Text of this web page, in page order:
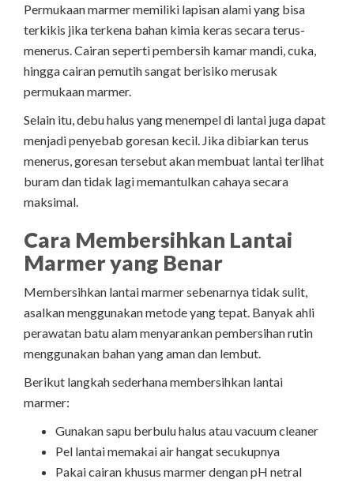
Permukaan marmer memiliki lapisan alami yang bisa
terkikis jika terkena bahan kimia keras secara terus-
menerus. Cairan seperti pembersih kamar mandi, cuka,
hingga cairan pemutih sangat berisiko merusak
permukaan marmer.
Selain itu, debu halus yang menempel di lantai juga dapat
menjadi penyebab goresan kecil. Jika dibiarkan terus
menerus, goresan tersebut akan membuat lantai terlihat
buram dan tidak lagi memantulkan cahaya secara
maksimal.
Cara Membersihkan Lantai
Marmer yang Benar
Membersihkan lantai marmer sebenarnya tidak sulit,
asalkan menggunakan metode yang tepat. Banyak ahli
perawatan batu alam menyarankan pembersihan rutin
menggunakan bahan yang aman dan lembut.
Berikut langkah sederhana membersihkan lantai
marmer:
Gunakan sapu berbulu halus atau vacuum cleaner
Pel lantai memakai air hangat secukupnya
Pakai cairan khusus marmer dengan pH netral